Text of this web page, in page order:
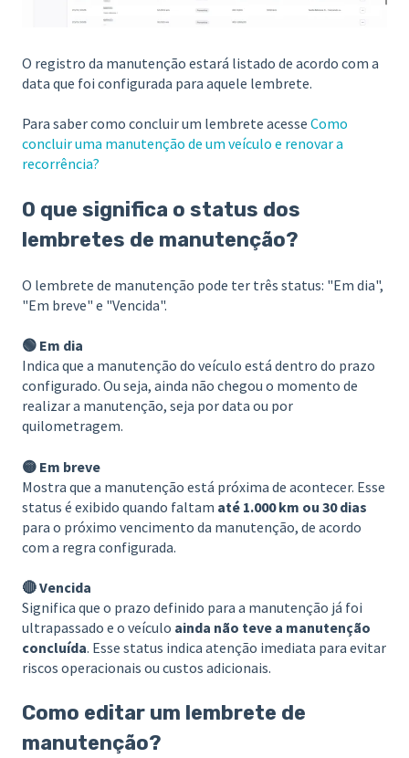
O registro da manutenção estará listado de acordo com a
data que foi configurada para aquele lembrete.
Para saber como concluir um lembrete acesse Como
concluir uma manutenção de um veículo e renovar a
recorrência?
O que significa o status dos
lembretes de manutenção?
O lembrete de manutenção pode ter três status: "Em dia",
"Em breve" e "Vencida".
🟢 Em dia
Indica que a manutenção do veículo está dentro do prazo
configurado. Ou seja, ainda não chegou o momento de
realizar a manutenção, seja por data ou por
quilometragem.
🟡 Em breve
Mostra que a manutenção está próxima de acontecer. Esse
status é exibido quando faltam até 1.000 km ou 30 dias
para o próximo vencimento da manutenção, de acordo
com a regra configurada.
🔴 Vencida
Significa que o prazo definido para a manutenção já foi
ultrapassado e o veículo ainda não teve a manutenção
concluída. Esse status indica atenção imediata para evitar
riscos operacionais ou custos adicionais.
Como editar um lembrete de
manutenção?